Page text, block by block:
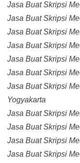
Jasa Buat Skripsi
Jasa Buat Skripsi
Jasa Buat Skripsi
Jasa Buat Skripsi
Jasa Buat Skripsi
Jasa Buat Skripsi
Jasa Buat Skripsi
Yogyakarta
Jasa Buat Skripsi
Jasa Buat Skripsi
Jasa Buat Skripsi
Jasa Buat Skripsi